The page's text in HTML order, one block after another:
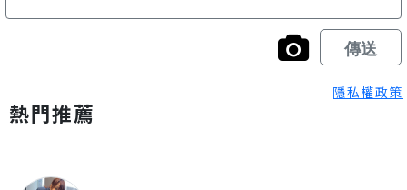
隱私權政策
熱門推薦